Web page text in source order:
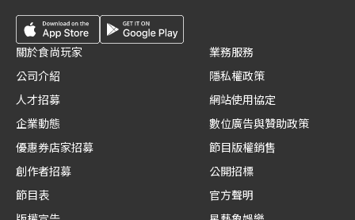
關於食尚玩家
公司介紹
人才招募
企業動態
優惠券店家招募
創作者招募
節目表
業務服務
隱私權政策
網站使用協定
數位廣告與贊助政策
節目版權銷售
公開招標
官方聲明